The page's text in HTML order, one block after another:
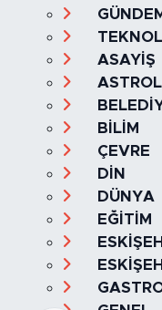
ASAYİŞ
BİLİM
ÇEVRE
DİN
DÜNYA
EĞİTİM